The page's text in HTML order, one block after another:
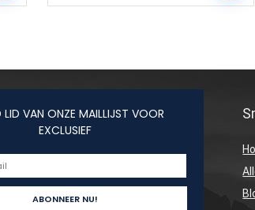
VAN ONZE MAILLIJST VOOR
EXCLUSIEF